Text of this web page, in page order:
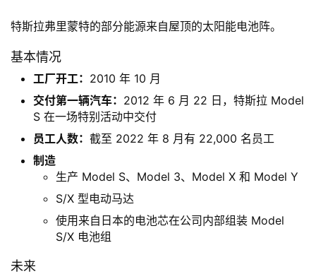
特斯拉弗里蒙特的部分能源来自屋顶的太阳能电池阵。
基本情况
工厂开工： 2010 年 10 月
交付第一辆汽车： 2012 年 6 月 22 日，特斯拉 Model
S 在一场特别活动中交付
员工人数： 截至 2022 年 8 月有 22,000 名员工
制造
生产 Model S、Model 3、Model X 和 Model Y
S/X 型电动马达
使用来自日本的电池芯在公司内部组装 Model
S/X 电池组
未来